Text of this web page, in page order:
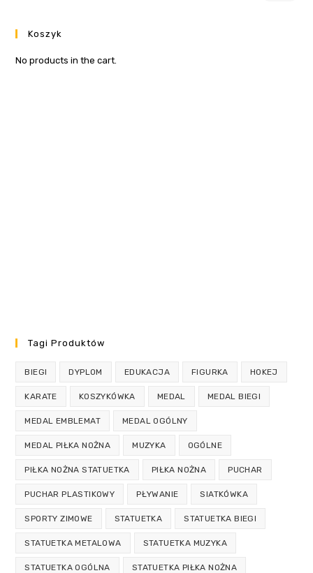
Koszyk
No products in the cart.
Tagi Produktów
BIEGI DYPLOM EDUKACJA FIGURKA HOKEJ
KARATE KOSZYKÓWKA MEDAL MEDAL BIEGI
MEDAL EMBLEMAT MEDAL OGÓLNY
MEDAL PIŁKA NOŻNA MUZYKA OGÓLNE
PIŁKA NOŻNA STATUETKA PIŁKA NOŻNA PUCHAR
PUCHAR PLASTIKOWY PŁYWANIE SIATKÓWKA
SPORTY ZIMOWE STATUETKA STATUETKA BIEGI
STATUETKA METALOWA STATUETKA MUZYKA
STATUETKA OGÓLNA STATUETKA PIŁKA NOŻNA